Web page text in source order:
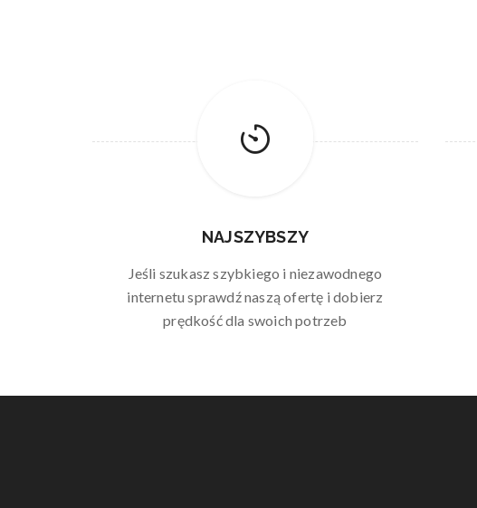
NAJSZYBSZY
Jeśli szukasz szybkiego i niezawodnego
internetu sprawdź naszą ofertę i dobierz
prędkość dla swoich potrzeb